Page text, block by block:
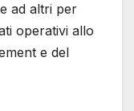
ad altri per
operativi allo
e del